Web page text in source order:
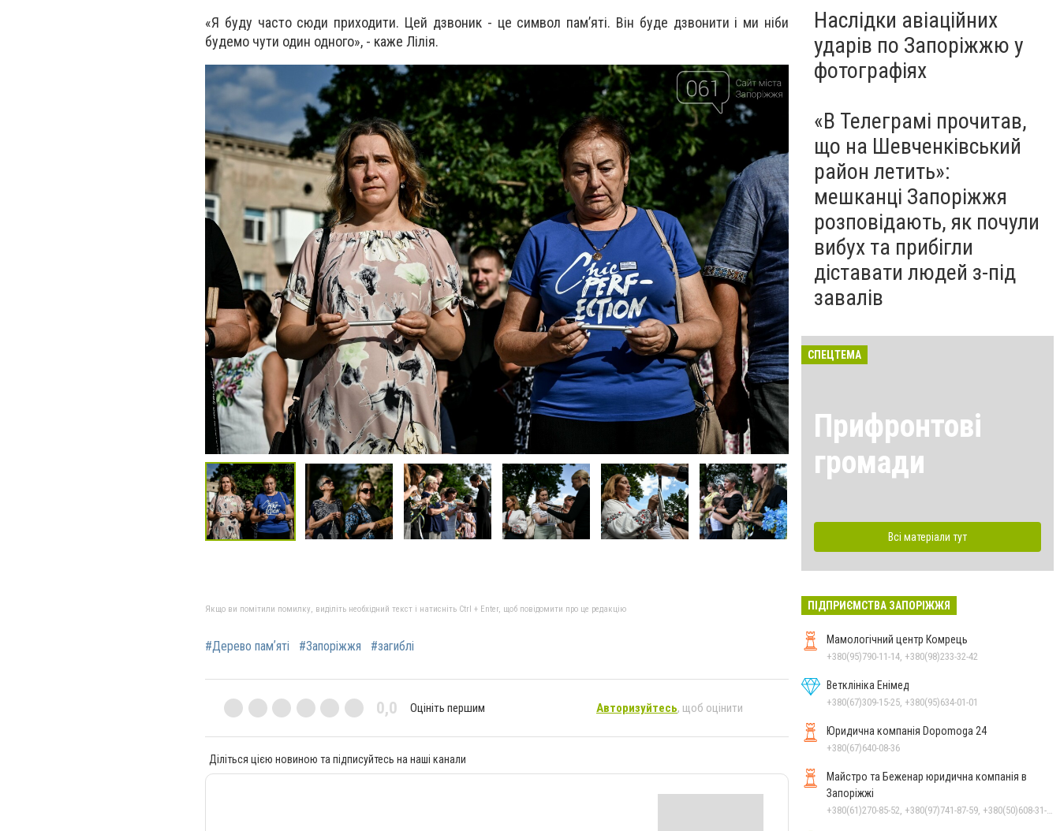
«Я буду часто сюди приходити. Цей дзвоник - це символ памʼяті. Він буде дзвонити і ми ніби
будемо чути один одного», - каже Лілія.
Якщо ви помітили помилку, виділіть необхідний текст і натисніть Ctrl + Enter, щоб повідомити про це редакцію
#Дерево памʼяті #Запоріжжя #загиблі
0,0 Оцініть першим Авторизуйтесь, щоб оцінити
Діліться цією новиною та підписуйтесь на наші канали
Наслідки авіаційних
ударів по Запоріжжю у
фотографіях
«В Телеграмі прочитав,
що на Шевченківський
район летить»:
мешканці Запоріжжя
розповідають, як почули
вибух та прибігли
діставати людей з-під
завалів
СПЕЦТЕМА
Прифронтові
громади
Всі матеріали тут
ПІДПРИЄМСТВА ЗАПОРІЖЖЯ
Мамологічний центр Комрець
+380(95)790-11-14, +380(98)233-32-42
Ветклініка Енімед
+380(67)309-15-25, +380(95)634-01-01
Юридична компанія Dopomoga 24
+380(67)640-08-36
Майстро та Беженар юридична компанія в
Запоріжжі